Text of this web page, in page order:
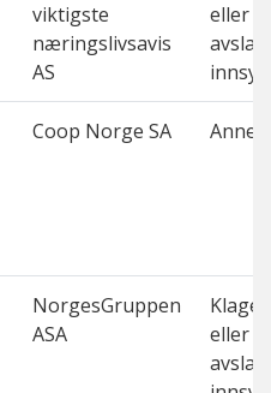
viktigste
næringslivsavis
AS
eller
innsyn
Coop Norge SA Annet
NorgesGruppen
ASA
Klage
eller